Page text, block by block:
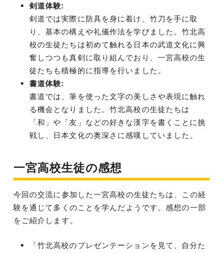
剣道体験:
剣道では実際に防具を身に着け、竹刀を手に取
り、基本の構えや礼儀作法を学びました。竹北高
校の生徒たちは初めて触れる日本の武道文化に興
奮しつつも真剣に取り組んでおり、一宮高校の生
徒たちも積極的に指導を行いました。
書道体験:
書道では、筆を使った文字の美しさや表現に触れ
る機会となりました。竹北高校の生徒たちは
「和」や「友」などの好きな漢字を書くことに挑
戦し、日本文化の奥深さに感嘆していました。
一宮高校生徒の感想
今回の交流に参加した一宮高校の生徒たちは、この経
験を通じて多くのことを学んだようです。感想の一部
をご紹介します。
「竹北高校のプレゼンテーションを見て、自分た